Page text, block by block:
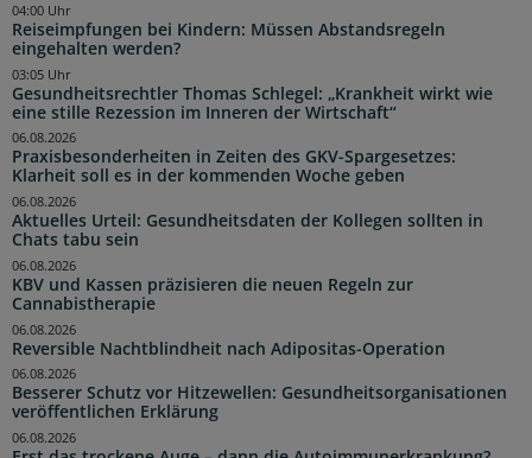
Reiseimpfungen bei Kindern: Müssen Abstandsregeln
eingehalten werden?
04:00 Uhr
Gesundheitsrechtler Thomas Schlegel: „Krankheit wirkt wie
eine stille Rezession im Inneren der Wirtschaft“
03:05 Uhr
Praxisbesonderheiten in Zeiten des GKV-Spargesetzes:
Klarheit soll es in der kommenden Woche geben
06.08.2026
Aktuelles Urteil: Gesundheitsdaten der Kollegen sollten in
Chats tabu sein
06.08.2026
KBV und Kassen präzisieren die neuen Regeln zur
Cannabistherapie
06.08.2026
Reversible Nachtblindheit nach Adipositas-Operation
06.08.2026
Besserer Schutz vor Hitzewellen: Gesundheitsorganisationen
veröffentlichen Erklärung
06.08.2026
06.08.2026